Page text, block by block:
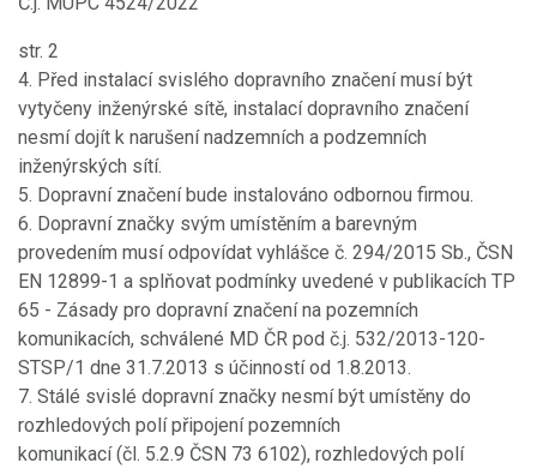
str. 2
4. Před instalací svislého dopravního značení musí být
vytyčeny inženýrské sítě, instalací dopravního značení
nesmí dojít k narušení nadzemních a podzemních
inženýrských sítí.
5. Dopravní značení bude instalováno odbornou firmou.
6. Dopravní značky svým umístěním a barevným
provedením musí odpovídat vyhlášce č. 294/2015 Sb., ČSN
EN 12899-1 a splňovat podmínky uvedené v publikacích TP
65 - Zásady pro dopravní značení na pozemních
komunikacích, schválené MD ČR pod č.j. 532/2013-120-
STSP/1 dne 31.7.2013 s účinností od 1.8.2013.
7. Stálé svislé dopravní značky nesmí být umístěny do
rozhledových polí připojení pozemních
komunikací (čl. 5.2.9 ČSN 73 6102), rozhledových polí